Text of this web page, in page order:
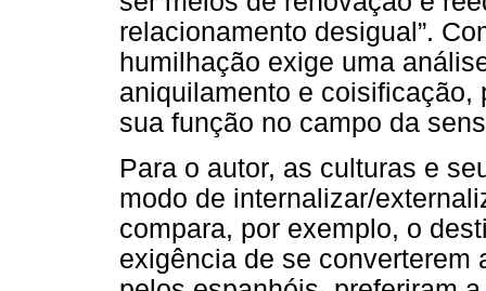
relacionamento desigual”.
humilhação exige uma
aniquilamento e
sua função no campo da
Para o autor, as culturas e
modo de internalizar/
compara, por exemplo, o
exigência de se converterem